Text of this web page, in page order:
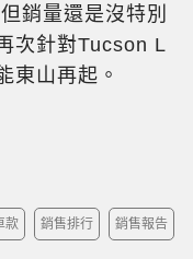
銷量還是沒特別
次針對Tucson L
東山再起。
款 銷售排行 銷售報告